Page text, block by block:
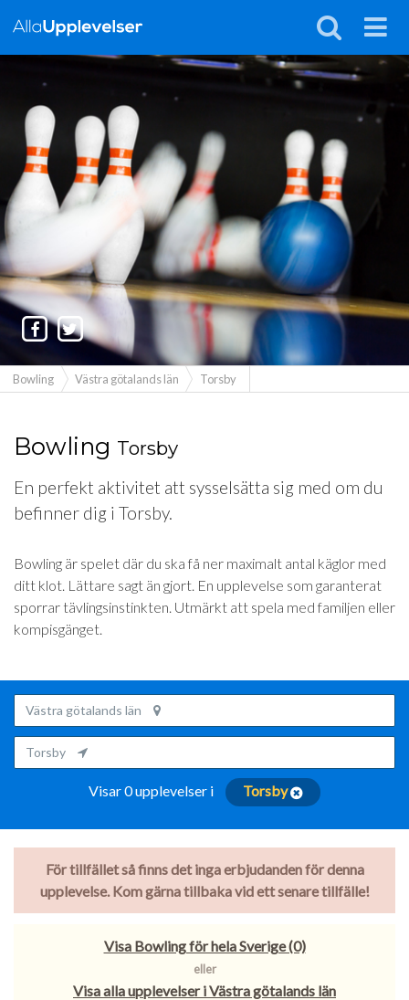
Bowling Västra götalands län Torsby
Bowling Torsby
En perfekt aktivitet att sysselsätta sig med om du
befinner dig i Torsby.
Bowling är spelet där du ska få ner maximalt antal käglor med
ditt klot. Lättare sagt än gjort. En upplevelse som garanterat
sporrar tävlingsinstinkten. Utmärkt att spela med familjen eller
kompisgänget.
Västra götalands län
Torsby
Visar 0 upplevelser i Torsby
För tillfället så finns det inga erbjudanden för denna
upplevelse. Kom gärna tillbaka vid ett senare tillfälle!
Visa Bowling för hela Sverige (0)
eller
Visa alla upplevelser i Västra götalands län